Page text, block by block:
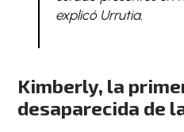
explicó Urrutia.
Kimberly, la
desaparecida de